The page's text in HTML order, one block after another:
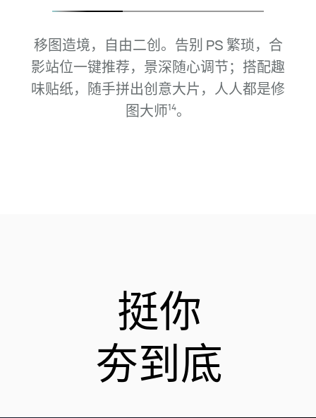
移图造境，自由二创。告别 PS 繁琐，合
影站位一键推荐，景深随心调节； 搭配趣
味贴纸，随手拼出创意大片，人人都是修
图大师14。
挺你
夯到底